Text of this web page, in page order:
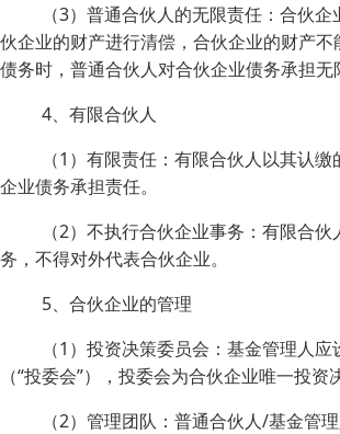
（3）普通合伙人的无限责任：合伙
伙企业的财产进行清偿，合伙企业的财产
债务时，普通合伙人对合伙企业债务承担无
4、有限合伙人
（1）有限责任：有限合伙人以其认
企业债务承担责任。
（2）不执行合伙企业事务：有限合
务，不得对外代表合伙企业。
5、合伙企业的管理
（1）投资决策委员会：基金管理人
（“投委会”），投委会为合伙企业唯一投资
（2）管理团队：普通合伙人/基金管